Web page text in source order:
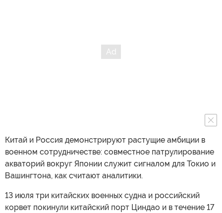
Китай и Россия демонстрируют растущие амбиции в
военном сотрудничестве: совместное патрулирование
акваторий вокруг Японии служит сигналом для Токио и
Вашингтона, как считают аналитики.
13 июля три китайских военных судна и российский
корвет покинули китайский порт Циндао и в течение 17